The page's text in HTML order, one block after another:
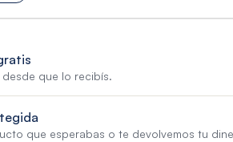
que lo recibís.
que esperabas o te devolvemos tu